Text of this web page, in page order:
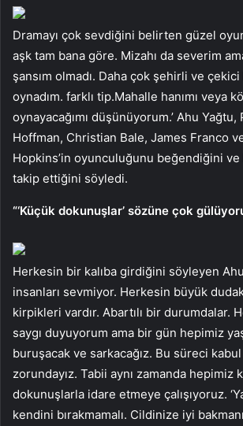
Dramayı çok sevdiğini belirten güzel
aşk tam bana göre. Mizahı da severim
şansım olmadı. Daha çok şehirli ve çekici
oynadım. farklı tip.Mahalle hanımı veya
oynayacağımı düşünüyorum.’ Ahu
Hoffman, Christian Bale, James Franco
Hopkins’in oyunculuğunu beğendiğini
takip ettiğini söyledi.
“‘Küçük dokunuşlar’ sözüne çok
Herkesin bir kalıba girdiğini söyleyen
insanları sevmiyor. Herkesin büyük
kirpikleri vardır. Abartılı bir durumdalar.
saygı duyuyorum ama bir gün hepimiz
buruşacak ve sarkacağız. Bu süreci
zorundayız. Tabii aynı zamanda hepimiz
dokunuşlarla idare etmeye çalışıyoruz.
kendini bırakmamalı. Cildinize iyi